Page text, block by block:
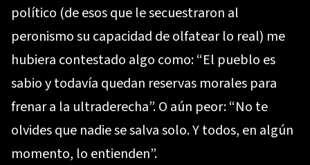
político (de esos que le secuestraron al
peronismo su capacidad de olfatear lo real) me
hubiera contestado algo como: “El pueblo es
sabio y todavía quedan reservas morales para
frenar a la ultraderecha”. O aún peor: “No te
olvides que nadie se salva solo. Y todos, en algún
momento, lo entienden”.